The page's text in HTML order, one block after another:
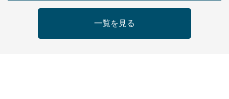
8月9日（日）
らららのらくご会④
桂雀太「まんじゅうこわい」／桂三度「青
一覧を見る